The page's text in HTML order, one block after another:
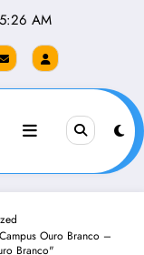
AM
Ouro Branco –
Branco"